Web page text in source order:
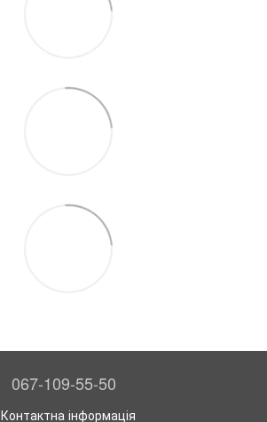
067-109-55-50
Контактна інформація